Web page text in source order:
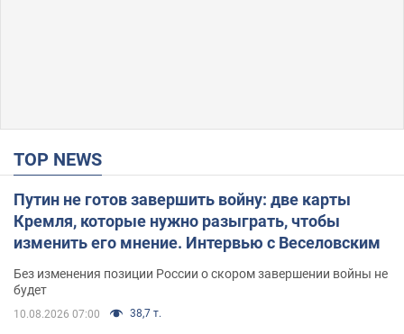
TOP NEWS
Путин не готов завершить войну: две карты
Кремля, которые нужно разыграть, чтобы
изменить его мнение. Интервью с Веселовским
Без изменения позиции России о скором завершении войны не
будет
10.08.2026 07:00 38,7 т.